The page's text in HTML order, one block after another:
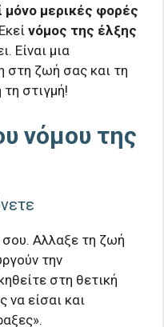
μόνο μερικές φορές
νόμος της έλξης
Είναι μια
στη ζωή σας και τη
στιγμή!
νόμου της
Αλλαξε τη ζωή
την
στη θετική
είσαι και